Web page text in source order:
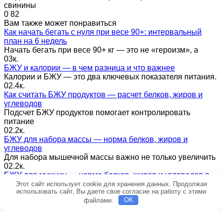
свинины
0 82
Вам также может понравиться
Как начать бегать с нуля при весе 90+: интервальный
план на 6 недель
Начать бегать при весе 90+ кг — это не «героизм», а
03к.
БЖУ и калории — в чем разница и что важнее
Калории и БЖУ — это два ключевых показателя питания.
02.4к.
Как считать БЖУ продуктов — расчет белков, жиров и
углеводов
Подсчет БЖУ продуктов помогает контролировать
питание
02.2к.
БЖУ для набора массы — норма белков, жиров и
углеводов
Для набора мышечной массы важно не только увеличить
02.2к.
БЖУ для мужчин — норма белков, жиров и углеводов в
день
Норма белков, жиров и углеводов для мужчин зависит
Этот сайт использует cookie для хранения данных. Продолжая
использовать сайт, Вы даете свое согласие на работу с этими
файлами.
OK